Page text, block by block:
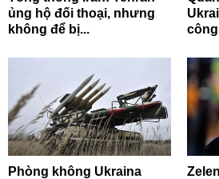
ủng hộ đối thoại, nhưng
không để bị...
Phòng không Ukraina